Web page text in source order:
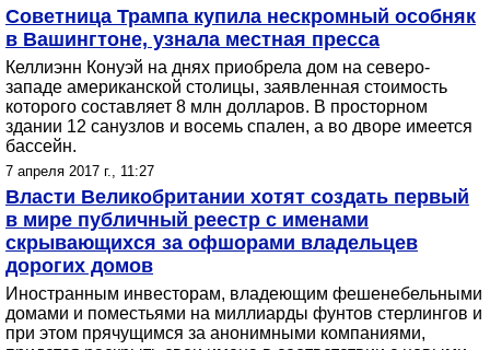
Советница Трампа купила нескромный особняк
в Вашингтоне, узнала местная пресса
Келлиэнн Конуэй на днях приобрела дом на северо-
западе американской столицы, заявленная стоимость
которого составляет 8 млн долларов. В просторном
здании 12 санузлов и восемь спален, а во дворе имеется
бассейн.
7 апреля 2017 г., 11:27
Власти Великобритании хотят создать первый
в мире публичный реестр с именами
скрывающихся за офшорами владельцев
дорогих домов
Иностранным инвесторам, владеющим фешенебельными
домами и поместьями на миллиарды фунтов стерлингов и
при этом прячущимся за анонимными компаниями,